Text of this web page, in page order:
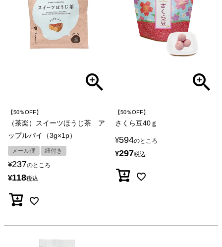
【50％OFF】
（茶楽）スイーツほうじ茶 ア
ップルパイ（3g×1p）
メール便 紐付き
¥237のところ
¥118税込
【50％OFF】
さくら豆40ｇ
¥594のところ
¥297税込